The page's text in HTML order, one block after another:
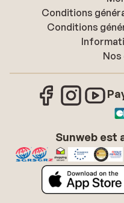
Conditions
Conditions
Sunweb est